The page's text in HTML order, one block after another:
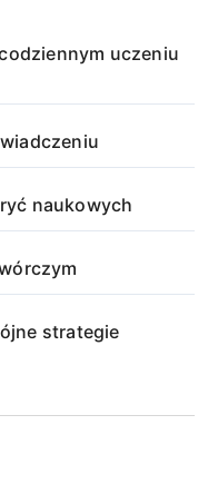
uczeniu
naukowych
strategie